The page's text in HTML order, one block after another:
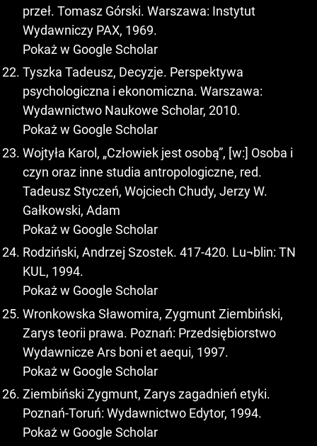
przeł. Tomasz Górski. Warszawa: Instytut
Wydawniczy PAX, 1969.
Pokaż w Google Scholar
Tyszka Tadeusz, Decyzje. Perspektywa
psychologiczna i ekonomiczna. Warszawa:
Wydawnictwo Naukowe Scholar, 2010.
Pokaż w Google Scholar
Wojtyła Karol, „Człowiek jest osobą”, [w:] Osoba i
czyn oraz inne studia antropologiczne, red.
Tadeusz Styczeń, Wojciech Chudy, Jerzy W.
Gałkowski, Adam
Pokaż w Google Scholar
Rodziński, Andrzej Szostek. 417-420. Lu¬blin: TN
KUL, 1994.
Pokaż w Google Scholar
Wronkowska Sławomira, Zygmunt Ziembiński,
Zarys teorii prawa. Poznań: Przedsiębiorstwo
Wydawnicze Ars boni et aequi, 1997.
Pokaż w Google Scholar
Ziembiński Zygmunt, Zarys zagadnień etyki.
Poznań-Toruń: Wydawnictwo Edytor, 1994.
Pokaż w Google Scholar